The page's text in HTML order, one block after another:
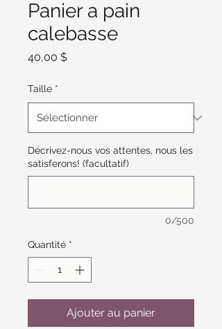
Panier a pain
calebasse
40,00 $Prix
Taille *
Décrivez-nous vos attentes, nous les
satisferons! (facultatif)
0/500
Quantité *
Ajouter au panier